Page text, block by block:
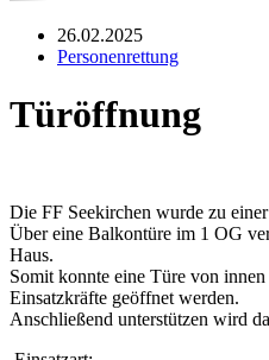
26.02.2025
Personenrettung
Türöffnung
Die FF Seekirchen wurde zu
Über eine Balkontüre im 1 OG
Haus.
Somit konnte eine Türe von
Einsatzkräfte geöffnet werden.
Anschließend unterstützen wird